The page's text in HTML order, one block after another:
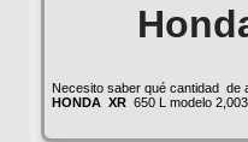
Necesito saber qué cantidad de
HONDA XR650 L modelo 2,003